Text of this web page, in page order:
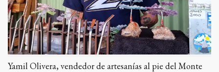
Yamil Olivera, vendedor de artesanías al pie del Monte